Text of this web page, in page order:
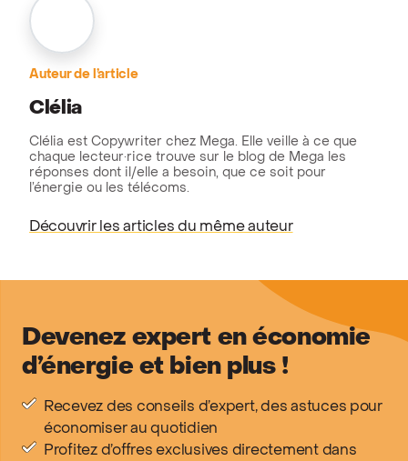
Auteur de l’article
Clélia
Clélia est Copywriter chez Mega. Elle veille à ce que
chaque lecteur·rice trouve sur le blog de Mega les
réponses dont il/elle a besoin, que ce soit pour
l’énergie ou les télécoms.
Découvrir les articles du même auteur
Devenez expert en économie
d’énergie et bien plus !
Recevez des conseils d’expert, des astuces pour
économiser au quotidien
Profitez d’offres exclusives directement dans